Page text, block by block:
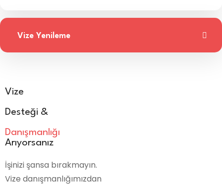
Vize Yenileme
Vize
Desteği &
Danışmanlığı
Arıyorsanız
İşinizi şansa bırakmayın.
Vize danışmanlığımızdan